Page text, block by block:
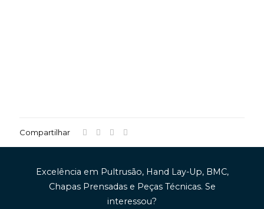
Compartilhar
Excelência em Pultrusão, Hand Lay-Up, BMC,
Chapas Prensadas e Peças Técnicas. Se
interessou?